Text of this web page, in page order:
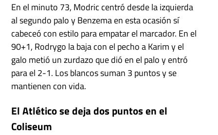
En el minuto 73, Modric centró desde la izquierda
al segundo palo y Benzema en esta ocasión sí
cabeceó con estilo para empatar el marcador. En el
90+1, Rodrygo la baja con el pecho a Karim y el
galo metió un zurdazo que dió en el palo y entró
para el 2-1. Los blancos suman 3 puntos y se
mantienen con vida.
El Atlético se deja dos puntos en el
Coliseum